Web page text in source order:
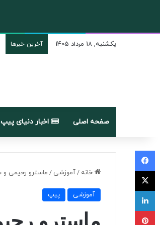
یکشنبه, 18 مرداد 1405 آخرین خبرها
صفحه اصلی اخبار دنیای پیپ
خانه /آموزشی / ماسترو رحیمی
آموزشی پیپ
فیسبوک